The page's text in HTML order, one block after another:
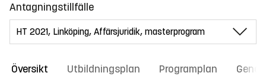
Antagningstillfälle
Översikt Utbildningsplan Programplan